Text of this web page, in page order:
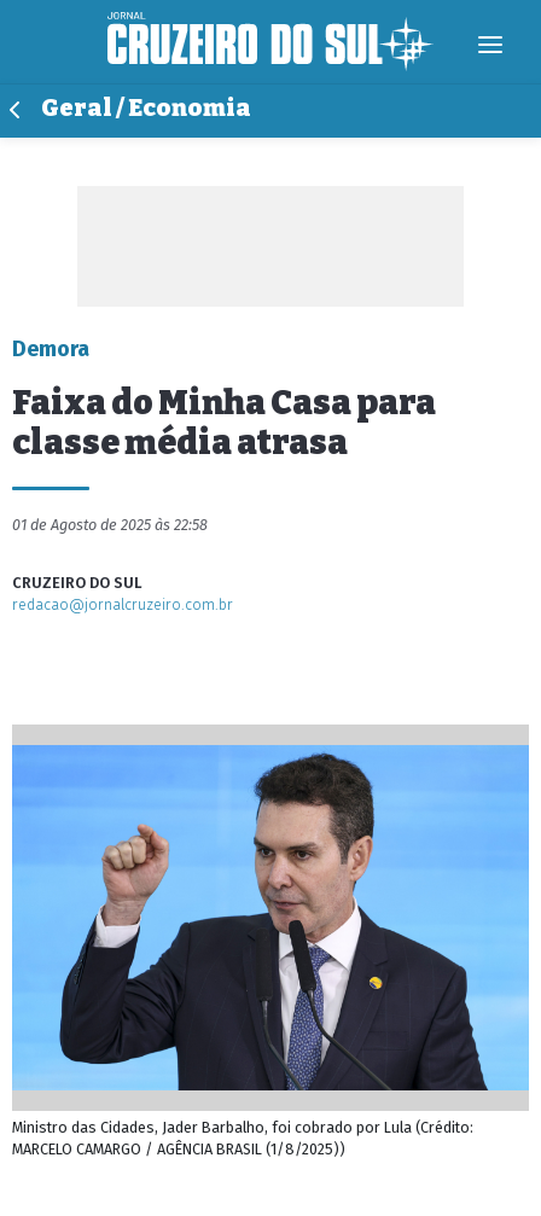
Geral / Economia
Demora
Faixa do Minha Casa para
classe média atrasa
01 de Agosto de 2025 às 22:58
CRUZEIRO DO SUL
redacao@jornalcruzeiro.com.br
Ministro das Cidades, Jader Barbalho, foi cobrado por Lula (Crédito:
MARCELO CAMARGO / AGÊNCIA BRASIL (1/8/2025))